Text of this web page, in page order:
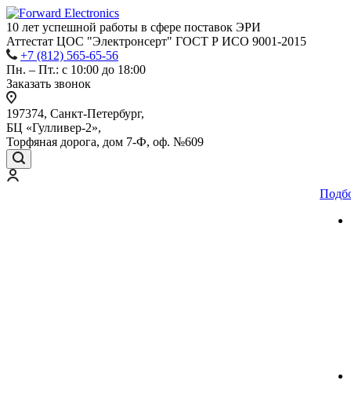
10 лет успешной работы в сфере поставок ЭРИ
Аттестат ЦОС "Электронсерт" ГОСТ Р ИСО 9001-2015
+7 (812) 565-65-56
Пн. – Пт.: с 10:00 до 18:00
Заказать звонок
197374, Санкт-Петербург,
БЦ «Гулливер-2»,
Торфяная дорога, дом 7-Ф, оф. №609